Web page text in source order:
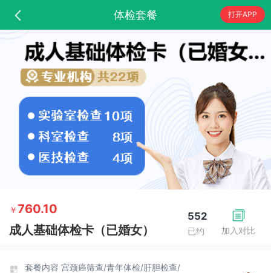
体检套餐 打开APP
加入对比
552
已约
￥760.10
成人基础体检卡（已婚女）
套餐内容 宫颈癌筛查/青年体检/肝胆检查/